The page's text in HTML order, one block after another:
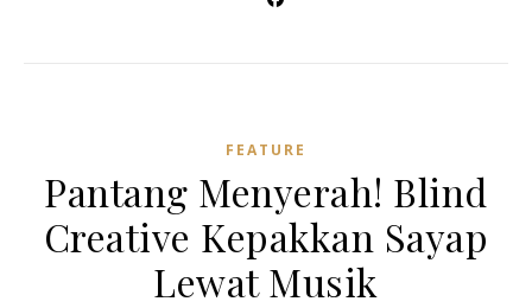
FEATURE
Pantang Menyerah! Blind
Creative Kepakkan Sayap
Lewat Musik